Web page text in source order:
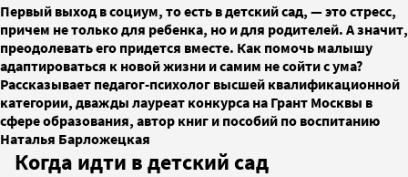
Первый выход в социум, то есть в детский сад, — это стресс,
причем не только для ребенка, но и для родителей. А значит,
преодолевать его придется вместе. Как помочь малышу
адаптироваться к новой жизни и самим не сойти с ума?
Рассказывает педагог-психолог высшей квалификационной
категории, дважды лауреат конкурса на Грант Москвы в
сфере образования, автор книг и пособий по воспитанию
Наталья Барложецкая
Когда идти в детский сад